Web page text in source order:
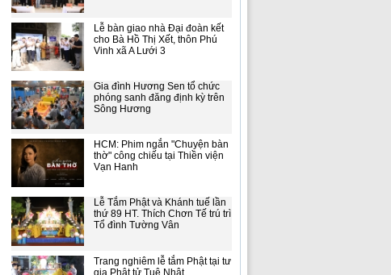
Lễ bàn giao nhà Đại đoàn kết
cho Bà Hồ Thị Xết, thôn Phú
Vinh xã A Lưới 3
Gia đình Hương Sen tổ chức
phóng sanh đăng định kỳ trên
Sông Hương
HCM: Phim ngắn "Chuyện bàn
thờ" công chiếu tại Thiền viện
Vạn Hanh
Lễ Tắm Phật và Khánh tuế lần
thứ 89 HT. Thích Chơn Tế trú trì
Tổ đình Tường Vân
Trang nghiêm lễ tắm Phật tại tư
gia Phật tử Tuệ Nhật